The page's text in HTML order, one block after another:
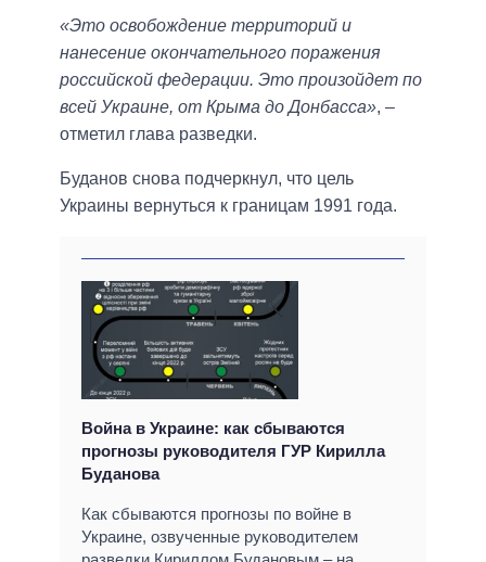
«Это освобождение территорий и
нанесение окончательного поражения
российской федерации. Это произойдет по
всей Украине, от Крыма до Донбасса», –
отметил глава разведки.
Буданов снова подчеркнул, что цель
Украины вернуться к границам 1991 года.
Война в Украине: как сбываются
прогнозы руководителя ГУР Кирилла
Буданова
Как сбываются прогнозы по войне в
Украине, озвученные руководителем